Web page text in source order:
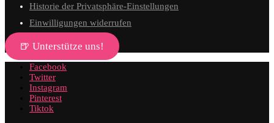
Historie der Privatsphäre-Einstellungen
Einwilligungen widerrufen
🍺 Unterstütze uns!
Facebook
Twitter
Instagram
Pinterest
Tiktok